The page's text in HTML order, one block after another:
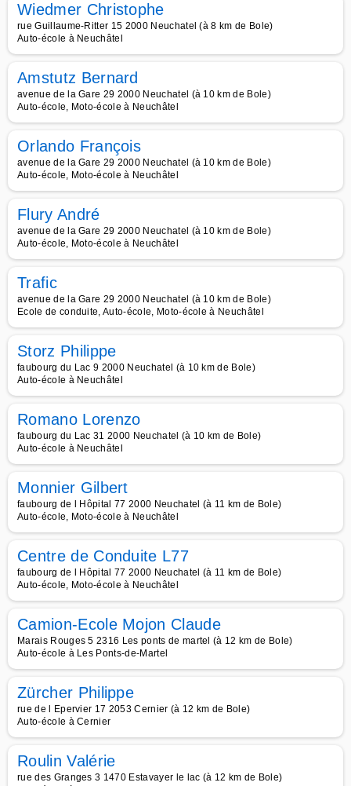
Wiedmer Christophe
rue Guillaume-Ritter 15 2000 Neuchatel (à 8 km de Bole)
Auto-école à Neuchâtel
Amstutz Bernard
avenue de la Gare 29 2000 Neuchatel (à 10 km de Bole)
Auto-école, Moto-école à Neuchâtel
Orlando François
avenue de la Gare 29 2000 Neuchatel (à 10 km de Bole)
Auto-école, Moto-école à Neuchâtel
Flury André
avenue de la Gare 29 2000 Neuchatel (à 10 km de Bole)
Auto-école, Moto-école à Neuchâtel
Trafic
avenue de la Gare 29 2000 Neuchatel (à 10 km de Bole)
Ecole de conduite, Auto-école, Moto-école à Neuchâtel
Storz Philippe
faubourg du Lac 9 2000 Neuchatel (à 10 km de Bole)
Auto-école à Neuchâtel
Romano Lorenzo
faubourg du Lac 31 2000 Neuchatel (à 10 km de Bole)
Auto-école à Neuchâtel
Monnier Gilbert
faubourg de l Hôpital 77 2000 Neuchatel (à 11 km de Bole)
Auto-école, Moto-école à Neuchâtel
Centre de Conduite L77
faubourg de l Hôpital 77 2000 Neuchatel (à 11 km de Bole)
Auto-école, Moto-école à Neuchâtel
Camion-Ecole Mojon Claude
Marais Rouges 5 2316 Les ponts de martel (à 12 km de Bole)
Auto-école à Les Ponts-de-Martel
Zürcher Philippe
rue de l Epervier 17 2053 Cernier (à 12 km de Bole)
Auto-école à Cernier
Roulin Valérie
rue des Granges 3 1470 Estavayer le lac (à 12 km de Bole)